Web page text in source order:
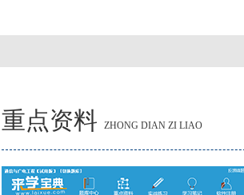
重点资料 ZHONG DIAN ZI LIAO